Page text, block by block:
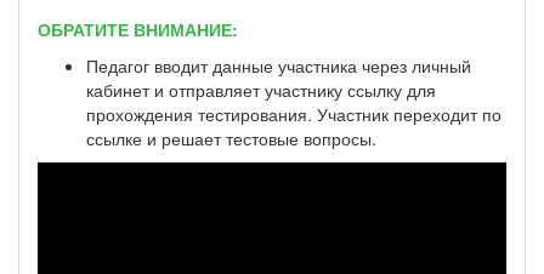
ОБРАТИТЕ ВНИМАНИЕ:
Педагог вводит данные участника через личный
кабинет и отправляет участнику ссылку для
прохождения тестирования. Участник переходит по
ссылке и решает тестовые вопросы.